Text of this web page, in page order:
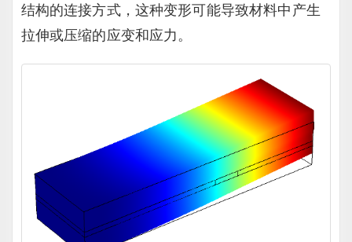
结构的连接方式，这种变形可能导致材料中产生
拉伸或压缩的应变和应力。